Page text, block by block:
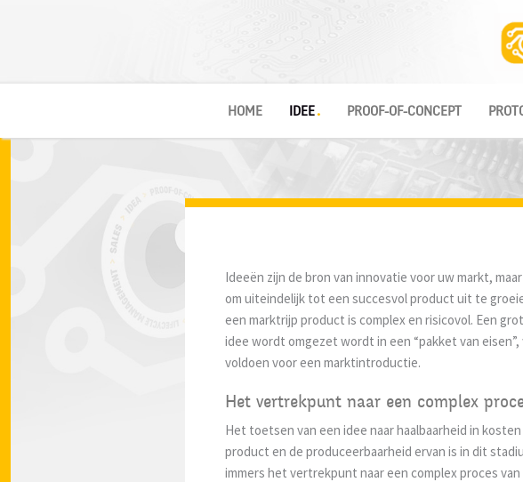
HOME IDEE PROOF-OF-CONCEPT
Ideeën zijn de bron van innovatie voor uw markt,
om uiteindelijk tot een succesvol product uit te
een marktrijp product is complex en risicovol. Een
idee wordt omgezet wordt in een “pakket van
voldoen voor een marktintroductie.
Het vertrekpunt naar een complex
Het toetsen van een idee naar haalbaarheid in
product en de produceerbaarheid ervan is in dit
immers het vertrekpunt naar een complex proces